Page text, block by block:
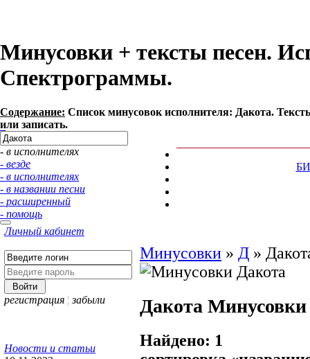
Минусовки + тексты песен.
Спектрограммы.
Содержание: Список минусовок исполнителя: Дaкотa.
или записать.
- в исполнителях
- везде
- в исполнителях
- в названии песни
- расширенный
- помощь
Личный кабинет
регистрация ¦ забыли
Новости и статьи
Минусовки » Д »
Дaкотa Минусовки
Найдено: 1